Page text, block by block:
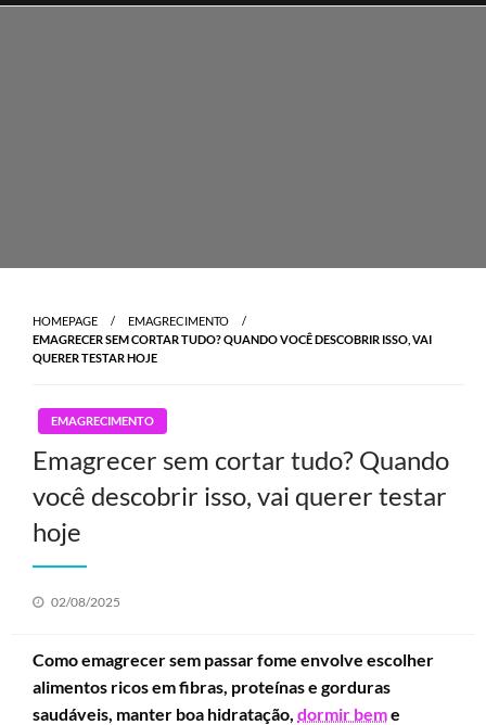
Skip
HOMEPAGE
EMAGRECIMENTO
EMAGRECER SEM CORTAR TUDO? QUANDO VOCÊ DESCOBRIR ISSO, VAI
QUERER TESTAR HOJE
EMAGRECIMENTO
Emagrecer sem cortar tudo? Quando
você descobrir isso, vai querer testar
hoje
Posted
02/08/2025
Como emagrecer sem passar fome envolve escolher
alimentos ricos em fibras, proteínas e gorduras
saudáveis, manter boa hidratação, dormir beme